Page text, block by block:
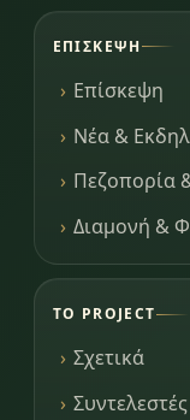
ΕΠΊΣΚΕΨΗ
Επίσκεψη
Νέα &
Πεζοπορία
Διαμονή &
ΤΟ PROJECT
Σχετικά
Συντελεστές